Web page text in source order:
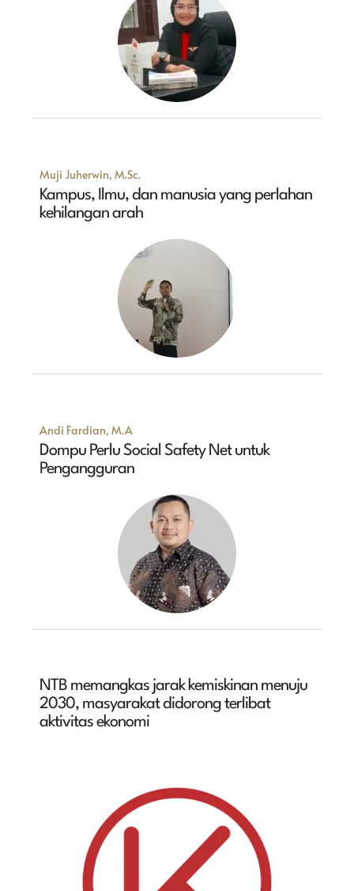
Muji Juherwin, M.Sc.
Kampus, Ilmu, dan manusia yang perlahan
kehilangan arah
Andi Fardian, M.A
Dompu Perlu Social Safety Net untuk
Pengangguran
NTB memangkas jarak kemiskinan menuju
2030, masyarakat didorong terlibat
aktivitas ekonomi